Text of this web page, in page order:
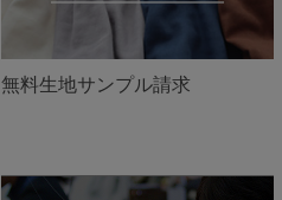
無料生地サンプル請求